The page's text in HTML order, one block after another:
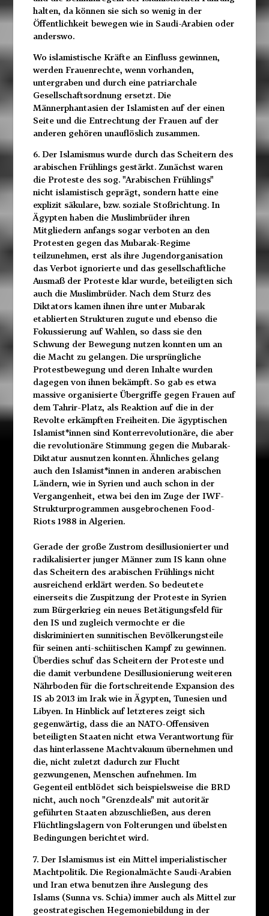
halten, da können sie sich so wenig in der
Öffentlichkeit bewegen wie in Saudi-Arabien oder
anderswo.
Wo islamistische Kräfte an Einfluss gewinnen,
werden Frauenrechte, wenn vorhanden,
untergraben und durch eine patriarchale
Gesellschaftsordnung ersetzt. Die
Männerphantasien der Islamisten auf der einen
Seite und die Entrechtung der Frauen auf der
anderen gehören unauflöslich zusammen.
6. Der Islamismus wurde durch das Scheitern des
arabischen Frühlings gestärkt. Zunächst waren
die Proteste des sog. "Arabischen Frühlings"
nicht islamistisch geprägt, sondern hatte eine
explizit säkulare, bzw. soziale Stoßrichtung. In
Ägypten haben die Muslimbrüder ihren
Mitgliedern anfangs sogar verboten an den
Protesten gegen das Mubarak-Regime
teilzunehmen, erst als ihre Jugendorganisation
das Verbot ignorierte und das gesellschaftliche
Ausmaß der Proteste klar wurde, beteiligten sich
auch die Muslimbrüder. Nach dem Sturz des
Diktators kamen ihnen ihre unter Mubarak
etablierten Strukturen zugute und ebenso die
Fokussierung auf Wahlen, so dass sie den
Schwung der Bewegung nutzen konnten um an
die Macht zu gelangen. Die ursprüngliche
Protestbewegung und deren Inhalte wurden
dagegen von ihnen bekämpft. So gab es etwa
massive organisierte Übergriffe gegen Frauen auf
dem Tahrir-Platz, als Reaktion auf die in der
Revolte erkämpften Freiheiten. Die ägyptischen
Islamist*innen sind Konterrevolutionäre, die aber
die revolutionäre Stimmung gegen die Mubarak-
Diktatur ausnutzen konnten. Ähnliches gelang
auch den Islamist*innen in anderen arabischen
Ländern, wie in Syrien und auch schon in der
Vergangenheit, etwa bei den im Zuge der IWF-
Strukturprogrammen ausgebrochenen Food-
Riots 1988 in Algerien.
Gerade der große Zustrom desillusionierter und
radikalisierter junger Männer zum IS kann ohne
das Scheitern des arabischen Frühlings nicht
ausreichend erklärt werden. So bedeutete
einerseits die Zuspitzung der Proteste in Syrien
zum Bürgerkrieg ein neues Betätigungsfeld für
den IS und zugleich vermochte er die
diskriminierten sunnitischen Bevölkerungsteile
für seinen anti-schiitischen Kampf zu gewinnen.
Überdies schuf das Scheitern der Proteste und
die damit verbundene Desillusionierung weiteren
Nährboden für die fortschreitende Expansion des
IS ab 2013 im Irak wie in Ägypten, Tunesien und
Libyen. In Hinblick auf letzteres zeigt sich
gegenwärtig, dass die an NATO-Offensiven
beteiligten Staaten nicht etwa Verantwortung für
das hinterlassene Machtvakuum übernehmen und
die, nicht zuletzt dadurch zur Flucht
gezwungenen, Menschen aufnehmen. Im
Gegenteil entblödet sich beispielsweise die BRD
nicht, auch noch "Grenzdeals" mit autoritär
geführten Staaten abzuschließen, aus deren
Flüchtlingslagern von Folterungen und übelsten
Bedingungen berichtet wird.
7. Der Islamismus ist ein Mittel imperialistischer
Machtpolitik. Die Regionalmächte Saudi-Arabien
und Iran etwa benutzen ihre Auslegung des
Islams (Sunna vs. Schia) immer auch als Mittel zur
geostrategischen Hegemoniebildung in der